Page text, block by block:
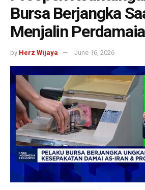
Bursa Berjangka
Menjalin
by Herz Wijaya June 16, 2026